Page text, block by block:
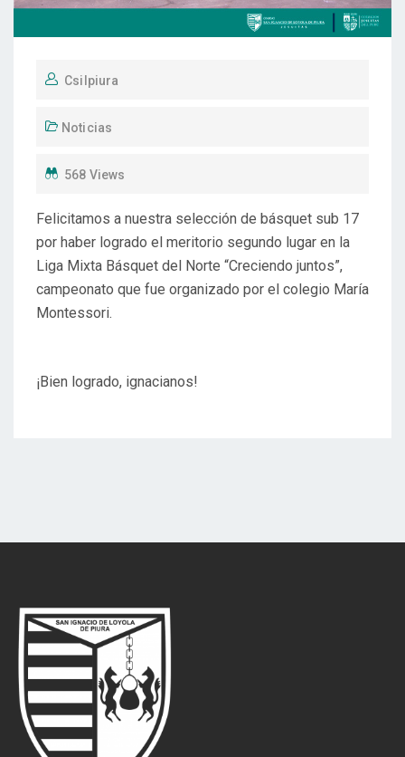
Csilpiura
Noticias
568 Views
Felicitamos a nuestra selección de básquet sub 17
por haber logrado el meritorio segundo lugar en la
Liga Mixta Básquet del Norte “Creciendo juntos”,
campeonato que fue organizado por el colegio María
Montessori.
¡Bien logrado, ignacianos!